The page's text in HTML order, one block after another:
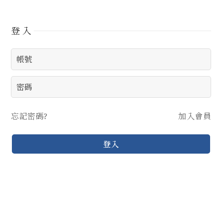
登入
忘記密碼? 加入會員